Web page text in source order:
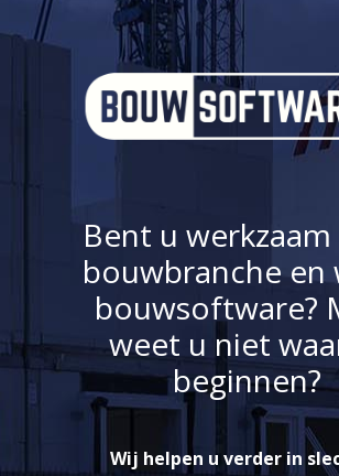
Bent u
bouwbranche en
bouwsoftware?
weet u niet
beginnen?
Wij helpen u verder in